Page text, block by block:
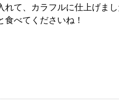
れて、カラフルに仕上げま
べてくださいね！